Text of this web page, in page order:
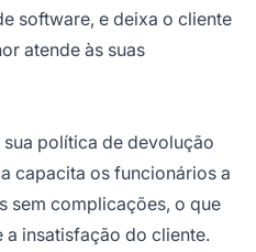
software, e deixa o cliente
atende às suas
política de devolução
capacita os funcionários a
sem complicações, o que
insatisfação do cliente.